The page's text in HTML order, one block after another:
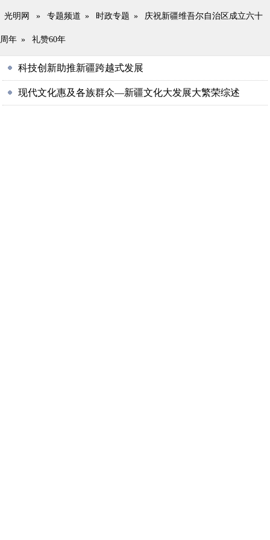
光明网 » 专题频道 » 时政专题 » 庆祝新疆维吾尔自治区成立六十
周年 » 礼赞60年
科技创新助推新疆跨越式发展
现代文化惠及各族群众—新疆文化大发展大繁荣综述